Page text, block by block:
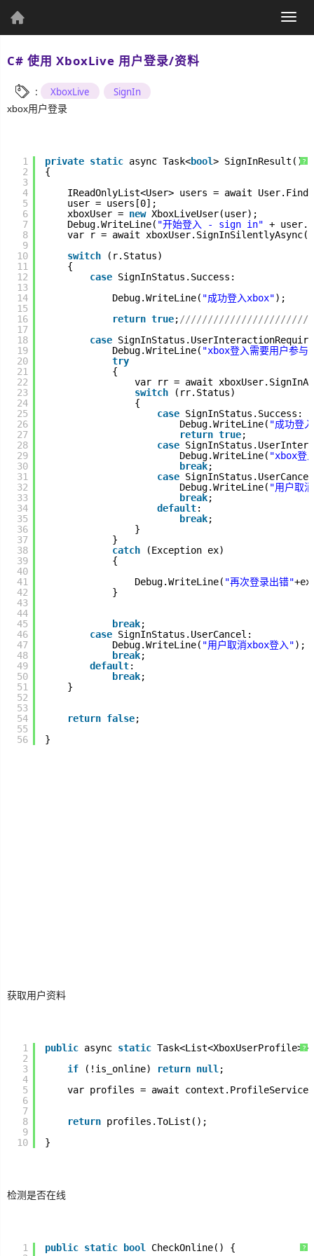
个人资料
综
UWP
Csharp
生
数
Xamarin
错
软
教
Unity3D
SignalR
ASP.NET
Win10
(current)
C# 使用 XboxLive 用户登录/资料
: XboxLive SignIn
xbox用户登录
?
1
2
3
4
5
6
7
8
9
10
11
12
13
14
15
16
17
18
19
20
21
22
23
24
25
26
27
28
29
30
31
32
33
34
35
36
37
38
39
40
41
42
43
44
45
46
47
48
49
50
51
52
53
54
55
56
private static async Task<bool> SignInResult()
{
IReadOnlyList<User> users = await
user = users[0];
xboxUser = new XboxLiveUser(user);
Debug.WriteLine( "开始登入 - sign in" +
var r = await
switch
(r.Status)
{
case SignInStatus.Success:
Debug.WriteLine( "成功登入xbox");
return true;
case
Debug.WriteLine( "xbox登入需要用户参与"
try
{
var rr = await
switch
(rr.Status)
{
case SignInStatus.Success:
Debug.WriteLine( "成功登
return true;
case
Debug.WriteLine( "xbox登
break;
case
Debug.WriteLine( "用户取
break;
default:
break;
}
}
catch
(Exception ex)
{
Debug.WriteLine( "再次登录出错"
}
break;
case SignInStatus.UserCancel:
Debug.WriteLine( "用户取消xbox登入");
break;
default:
break;
}
return false;
}
获取用户资料
?
1
2
3
4
5
6
7
8
9
10
public async static
if
(!is_online) return null ;
var profiles = await
return profiles.ToList();
}
检测是否在线
?
1
public static bool CheckOnline() {